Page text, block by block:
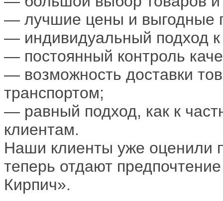
— лучшие цены и выгодные
— индивидуальный подход к
— постоянный контроль
— возможность доставки
транспортом;
— равный подход, как к
клиентам.
Наши клиенты уже оценили
теперь отдают
Кирпич».